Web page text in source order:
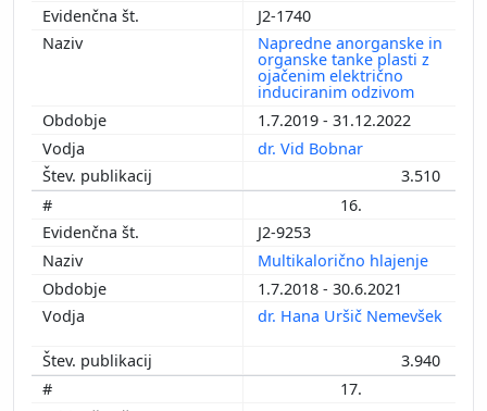
J2-1740
Napredne anorganske in
organske tanke plasti z
ojačenim električno
induciranim odzivom
1.7.2019 - 31.12.2022
dr. Vid Bobnar
3.510
16.
J2-9253
Multikalorično hlajenje
1.7.2018 - 30.6.2021
dr. Hana Uršič Nemevšek
3.940
17.